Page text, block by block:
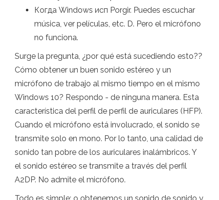
Когда Windows исп Porgir. Puedes escuchar
música, ver películas, etc. D. Pero el micrófono
no funciona.
Surge la pregunta, ¿por qué está sucediendo esto??
Cómo obtener un buen sonido estéreo y un
micrófono de trabajo al mismo tiempo en el mismo
Windows 10? Respondo - de ninguna manera. Esta
característica del perfil de perfil de auriculares (HFP).
Cuando el micrófono está involucrado, el sonido se
transmite solo en mono. Por lo tanto, una calidad de
sonido tan pobre de los auriculares inalámbricos. Y
el sonido estéreo se transmite a través del perfil
A2DP. No admite el micrófono.